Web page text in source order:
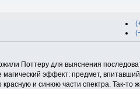
Поттеру для выяснения
эффект: предмет,
и синюю части спектра. Так-